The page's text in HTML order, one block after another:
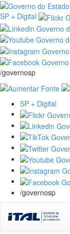
SP + Digital
/governosp
SP + Digital
/governosp
navigation